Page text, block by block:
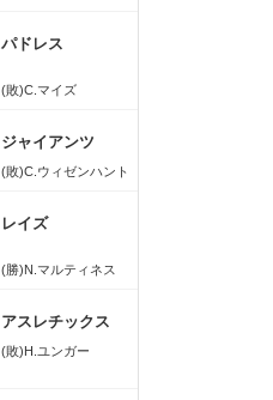
パドレス
(敗)C.マイズ
ジャイアンツ
(敗)C.ウィゼンハント
レイズ
(勝)N.マルティネス
アスレチックス
(敗)H.ユンガー